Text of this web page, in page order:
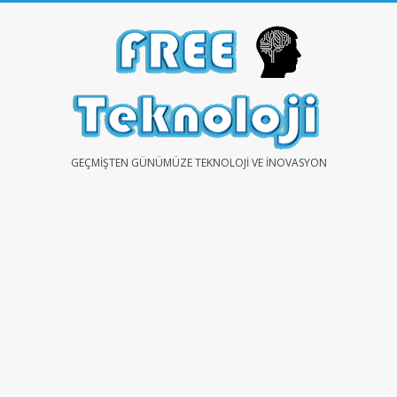
FREEGEÇMIŞTEN GÜNÜMÜZE TEKNOLOJI VE İNOVASYON